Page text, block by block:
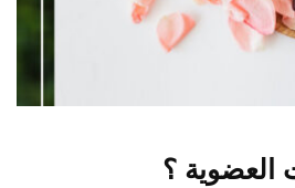
العضوية ؟